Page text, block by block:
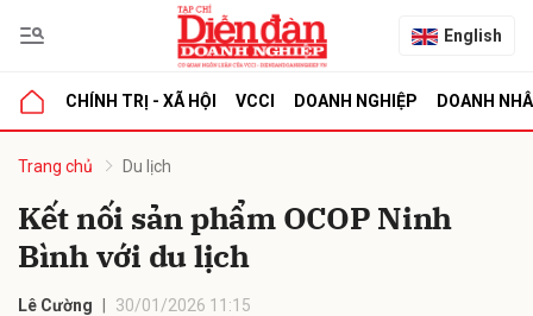
English
CHÍNH TRỊ - XÃ HỘI VCCI DOANH NGHIỆP DOANH
Trang chủ Du lịch
Kết nối sản phẩm OCOP Ninh
Bình với du lịch
Lê Cường 30/01/2026 11:15
luận